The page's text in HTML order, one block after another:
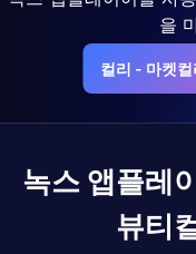
을
컬리 - 마켓
녹스 앱플레
뷰티